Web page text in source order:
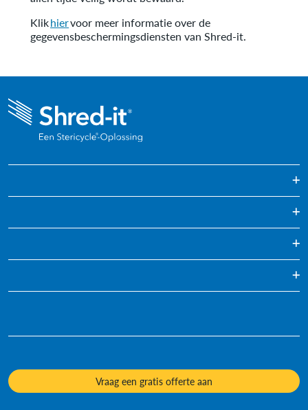
Nederlands
Português (Portugal)
Klikhiervoor meer informatie over de
gegevensbeschermingsdiensten van Shred-it.
Archiefvernietiging
Regelmatig gepland papier versnipperen
Eenmalig Archiefvernietiging
Blog
Infografieken
Informatiefiches
Duurzaamheid
Onze cultuur
Beleid en positiesVraag een gratis offerte aan